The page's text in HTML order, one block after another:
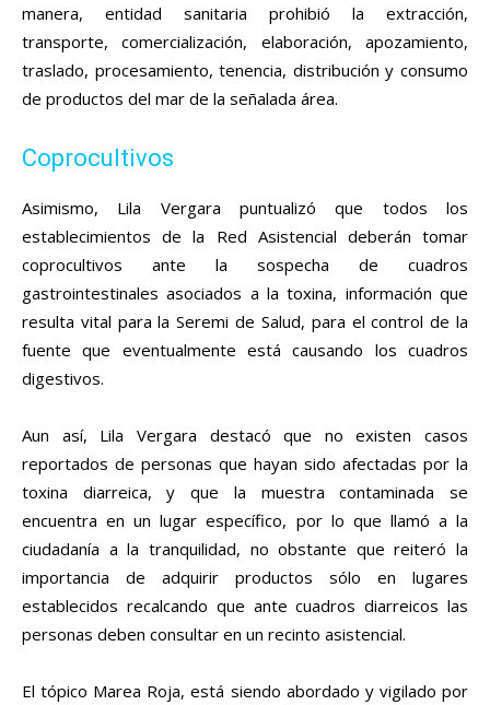
manera, entidad sanitaria prohibió la extracción,
transporte, comercialización, elaboración, apozamiento,
traslado, procesamiento, tenencia, distribución y consumo
de productos del mar de la señalada área.
Coprocultivos
Asimismo, Lila Vergara puntualizó que todos los
establecimientos de la Red Asistencial deberán tomar
coprocultivos ante la sospecha de cuadros
gastrointestinales asociados a la toxina, información que
resulta vital para la Seremi de Salud, para el control de la
fuente que eventualmente está causando los cuadros
digestivos.
Aun así, Lila Vergara destacó que no existen casos
reportados de personas que hayan sido afectadas por la
toxina diarreica, y que la muestra contaminada se
encuentra en un lugar específico, por lo que llamó a la
ciudadanía a la tranquilidad, no obstante que reiteró la
importancia de adquirir productos sólo en lugares
establecidos recalcando que ante cuadros diarreicos las
personas deben consultar en un recinto asistencial.
El tópico Marea Roja, está siendo abordado y vigilado por